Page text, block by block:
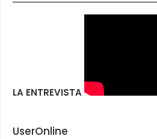
LA ENTREVISTA
UserOnline